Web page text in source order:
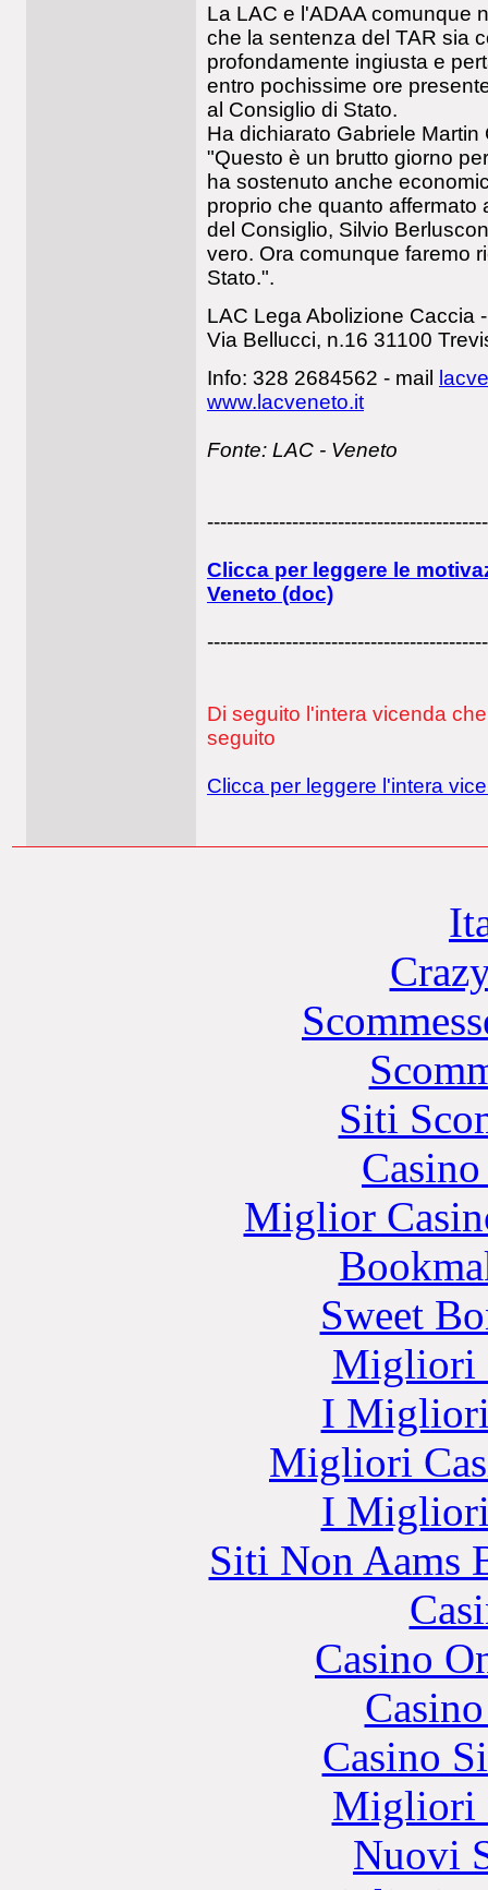
La LAC e l'ADAA comunque
che la sentenza del TAR sia
profondamente ingiusta e
entro pochissime ore
al Consiglio di Stato.
Ha dichiarato Gabriele
"Questo è un brutto giorno
ha sostenuto anche
proprio che quanto
del Consiglio, Silvio
vero. Ora comunque faremo
Stato.".
LAC Lega Abolizione Caccia
Via Bellucci, n.16 31100
Info: 328 2684562 - mail
www.lacveneto.it
Fonte: LAC - Veneto
Clicca per leggere le
Veneto (doc)
Di seguito l'intera vicenda
seguito
Clicca per leggere l'intera
Siti
Miglior
Sweet
Migliori
I
Migliori
I
Siti Non Aams
Casino
Casino
Migliori
Nuovi